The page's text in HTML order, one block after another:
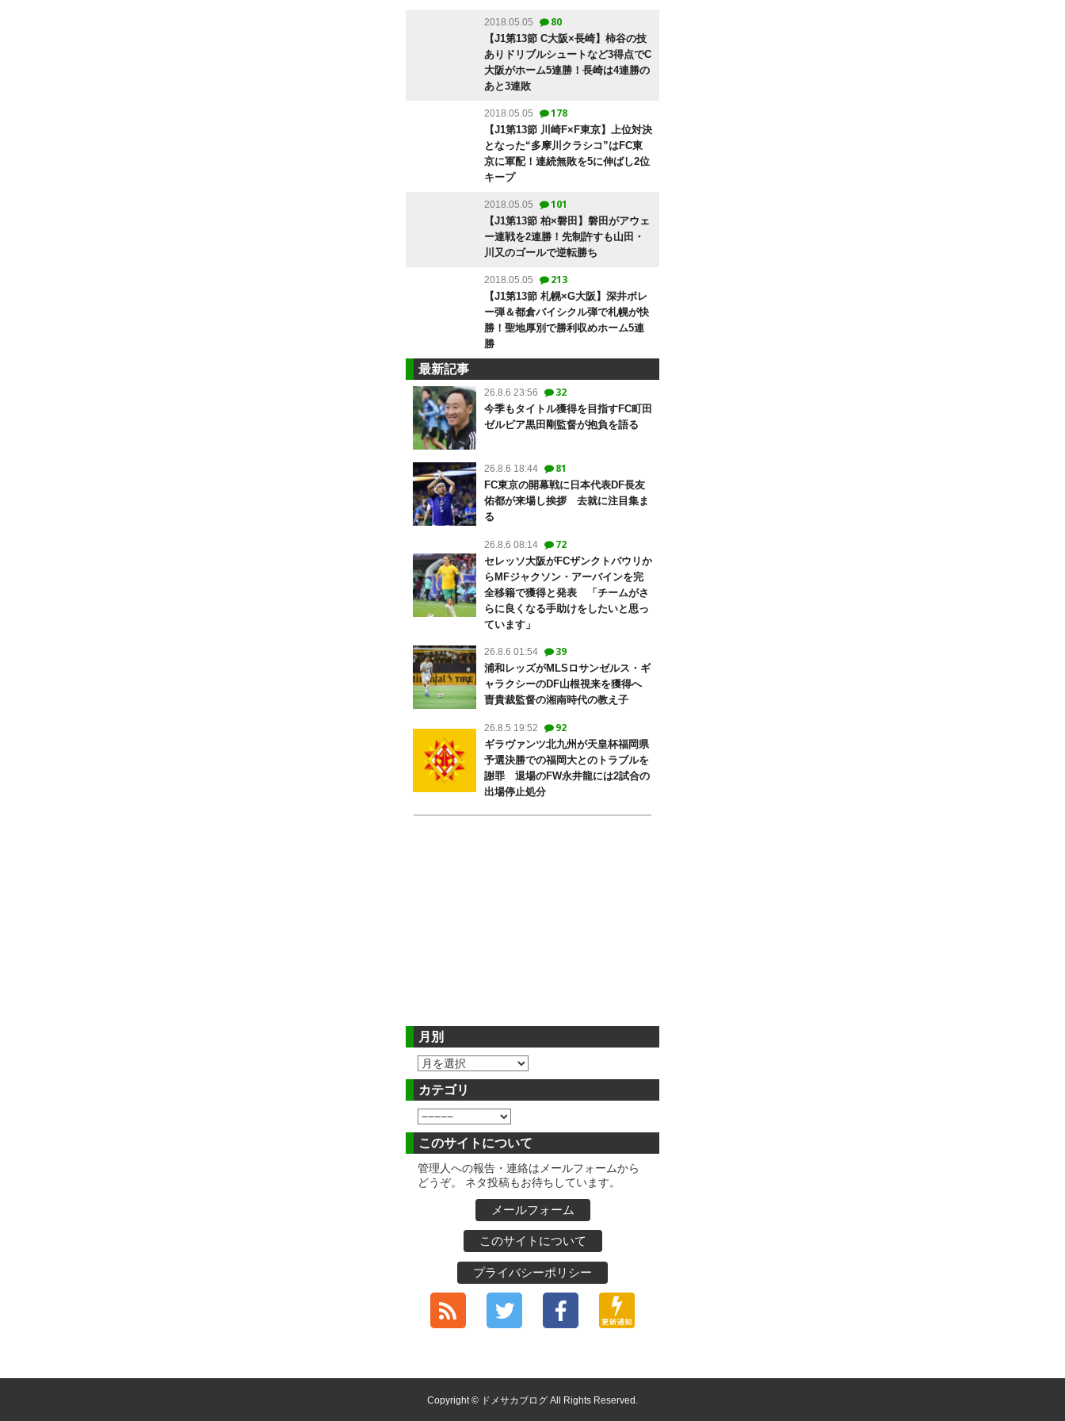
2018.05.05 80
【J1第13節 C大阪×長崎】柿谷の技
ありドリブルシュートなど3得点でC
大阪がホーム5連勝！長崎は4連勝の
あと3連敗
2018.05.05 178
【J1第13節 川崎F×F東京】上位対決
となった“多摩川クラシコ”はFC東
京に軍配！連続無敗を5に伸ばし2位
キープ
2018.05.05 101
【J1第13節 柏×磐田】磐田がアウェ
ー連戦を2連勝！先制許すも山田・
川又のゴールで逆転勝ち
2018.05.05 213
【J1第13節 札幌×G大阪】深井ボレ
ー弾＆都倉バイシクル弾で札幌が快
勝！聖地厚別で勝利収めホーム5連
勝
最新記事
26.8.6 23:56 32
今季もタイトル獲得を目指すFC町田
ゼルビア黒田剛監督が抱負を語る
26.8.6 18:44 81
FC東京の開幕戦に日本代表DF長友
佑都が来場し挨拶 去就に注目集ま
る
26.8.6 08:14 72
セレッソ大阪がFCザンクトパウリか
らMFジャクソン・アーバインを完
全移籍で獲得と発表 「チームがさ
らに良くなる手助けをしたいと思っ
ています」
26.8.6 01:54 39
浦和レッズがMLSロサンゼルス・ギ
ャラクシーのDF山根視来を獲得へ
曺貴裁監督の湘南時代の教え子
26.8.5 19:52 92
ギラヴァンツ北九州が天皇杯福岡県
予選決勝での福岡大とのトラブルを
謝罪 退場のFW永井龍には2試合の
出場停止処分
月別
カテゴリ
このサイトについて
管理人への報告・連絡はメールフォームから
どうぞ。 ネタ投稿もお待ちしています。
メールフォーム
このサイトについて
プライバシーポリシー
Copyright © ドメサカブログ All Rights Reserved.